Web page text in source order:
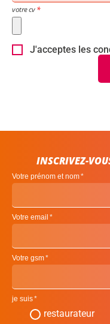
votre cv
J'acceptes les
INSCRIVEZ-
Votre prénom et nom
Votre email
Votre gsm
je suis
restaurateur